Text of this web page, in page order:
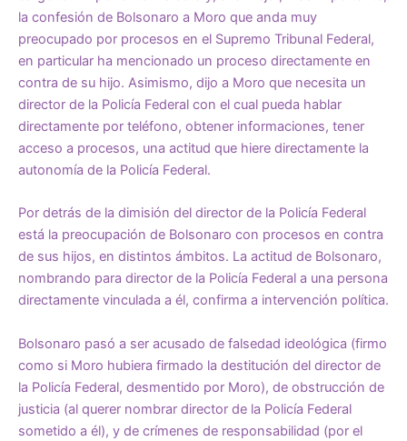
la confesión de Bolsonaro a Moro que anda muy
preocupado por procesos en el Supremo Tribunal Federal,
en particular ha mencionado un proceso directamente en
contra de su hijo. Asimismo, dijo a Moro que necesita un
director de la Policía Federal con el cual pueda hablar
directamente por teléfono, obtener informaciones, tener
acceso a procesos, una actitud que hiere directamente la
autonomía de la Policía Federal.
Por detrás de la dimisión del director de la Policía Federal
está la preocupación de Bolsonaro con procesos en contra
de sus hijos, en distintos ámbitos. La actitud de Bolsonaro,
nombrando para director de la Policía Federal a una persona
directamente vinculada a él, confirma a intervención política.
Bolsonaro pasó a ser acusado de falsedad ideológica (firmo
como si Moro hubiera firmado la destitución del director de
la Policía Federal, desmentido por Moro), de obstrucción de
justicia (al querer nombrar director de la Policía Federal
sometido a él), y de crímenes de responsabilidad (por el